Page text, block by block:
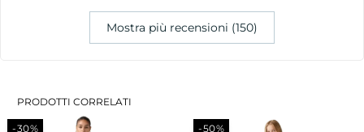
Mostra più recensioni (150)
PRODOTTI CORRELATI
-30% -50%